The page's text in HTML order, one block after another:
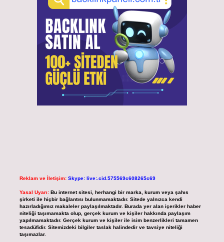
Reklam ve İletişim: Skype: live:.cid.575569c608265c69
Yasal Uyarı: Bu internet sitesi, herhangi bir marka, kurum veya şahıs
şirketi ile hiçbir bağlantısı bulunmamaktadır. Sitede yalnızca kendi
hazırladığımız makaleler paylaşılmaktadır. Burada yer alan içerikler haber
niteliği taşımamakta olup, gerçek kurum ve kişiler hakkında paylaşım
yapılmamaktadır. Gerçek kurum ve kişiler ile isim benzerlikleri tamamen
tesadüfidir. Sitemizdeki bilgiler taslak halindedir ve tavsiye niteliği
taşımazlar.